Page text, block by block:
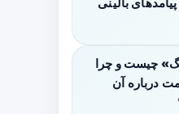
بالینی
چیست و چرا
درباره آن